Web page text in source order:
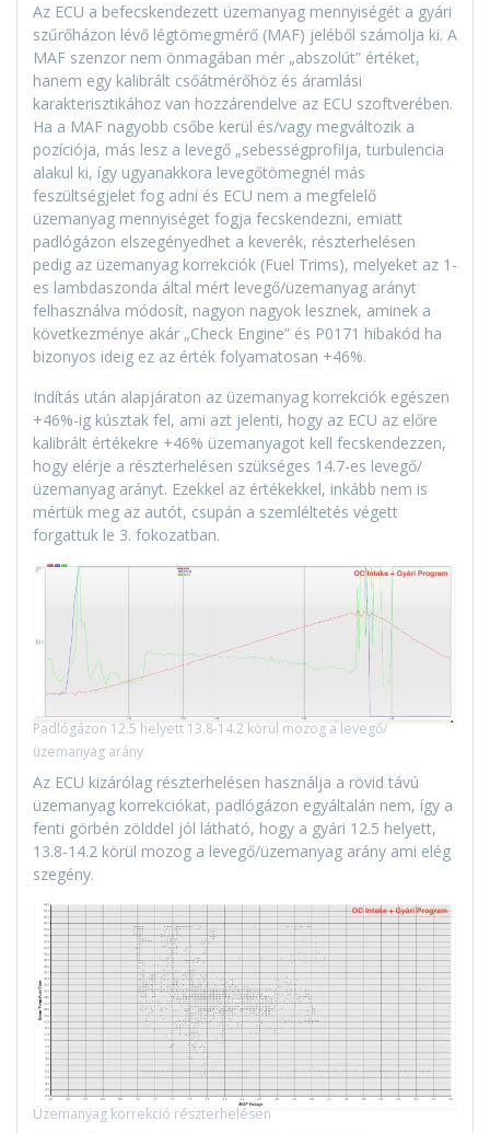
Az ECU a befecskendezett üzemanyag mennyiségét a gyári
szűrőházon lévő légtömegmérő (MAF) jeléből számolja ki. A
MAF szenzor nem önmagában mér „abszolút” értéket,
hanem egy kalibrált csőátmérőhöz és áramlási
karakterisztikához van hozzárendelve az ECU szoftverében.
Ha a MAF nagyobb csőbe kerül és/vagy megváltozik a
pozíciója, más lesz a levegő „sebességprofilja, turbulencia
alakul ki, így ugyanakkora levegőtömegnél más
feszültségjelet fog adni és ECU nem a megfelelő
üzemanyag mennyiséget fogja fecskendezni, emiatt
padlógázon elszegényedhet a keverék, részterhelésen
pedig az üzemanyag korrekciók (Fuel Trims), melyeket az 1-
es lambdaszonda által mért levegő/üzemanyag arányt
felhasználva módosít, nagyon nagyok lesznek, aminek a
következménye akár „Check Engine” és P0171 hibakód ha
bizonyos ideig ez az érték folyamatosan +46%.
Indítás után alapjáraton az üzemanyag korrekciók egészen
+46%-ig kúsztak fel, ami azt jelenti, hogy az ECU az előre
kalibrált értékekre +46% üzemanyagot kell fecskendezzen,
hogy elérje a részterhelésen szükséges 14.7-es levegő/
üzemanyag arányt. Ezekkel az értékekkel, inkább nem is
mértük meg az autót, csupán a szemléltetés végett
forgattuk le 3. fokozatban.
Padlógázon 12.5 helyett 13.8-14.2 körül mozog a levegő/
üzemanyag arány
Az ECU kizárólag részterhelésen használja a rövid távú
üzemanyag korrekciókat, padlógázon egyáltalán nem, így a
fenti görbén zölddel jól látható, hogy a gyári 12.5 helyett,
13.8-14.2 körül mozog a levegő/üzemanyag arány ami elég
szegény.
Üzemanyag korrekció részterhelésen